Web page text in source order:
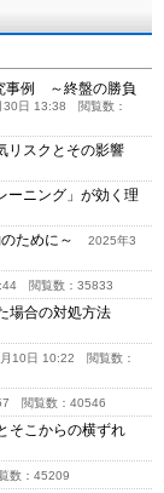
事例 ～終盤の勝負
30日 13:38 閲覧数：
リスクとその影響
ーニング」が効く理
のために～
2025年3
閲覧数：35833
場合の対処方法
10日 10:22 閲覧数：
閲覧数：40546
そこからの横ずれ
数：45209